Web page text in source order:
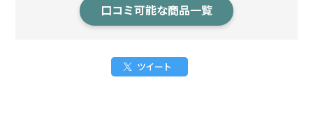
口コミ可能な商品一覧
ツイート